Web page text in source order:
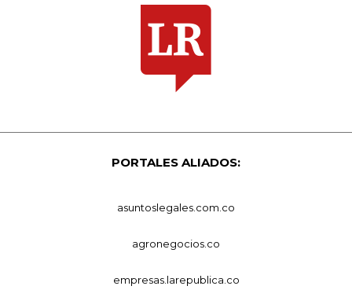
PORTALES ALIADOS:
asuntoslegales.com.co
agronegocios.co
empresas.larepublica.co